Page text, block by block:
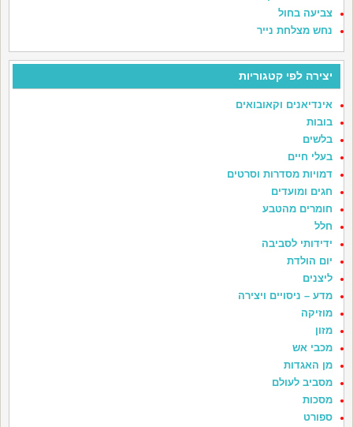
צביעה בחול
נחש מצלחת נייר
יצירה לפי קטגוריות
אינדיאנים וקאובואים
בובות
בלשים
בעלי חיים
דמויות מסדרות וסרטים
חגים ומועדים
חומרים מהטבע
חלל
ידידותי לסביבה
יום הולדת
ליצנים
מדע – ניסויים ויצירה
מוזיקה
מזון
מכבי אש
מן האגדות
מסביב לעולם
מסכות
ספורט